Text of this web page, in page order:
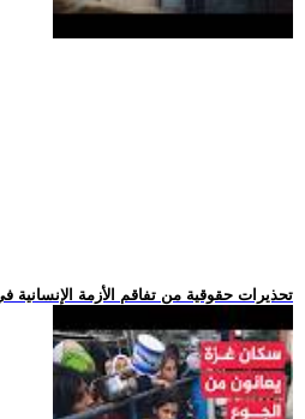
.. تحذيرات حقوقية من تفاقم الأزمة